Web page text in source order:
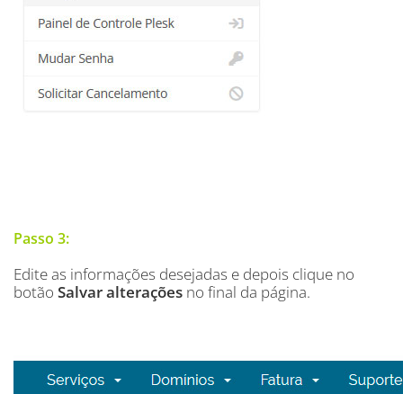
Passo 3:
Edite as informações desejadas e depois clique no
botão Salvar alterações no final da página.